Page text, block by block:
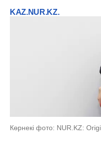
KAZ.NUR.KZ.
Көрнекі фото: NUR.KZ: